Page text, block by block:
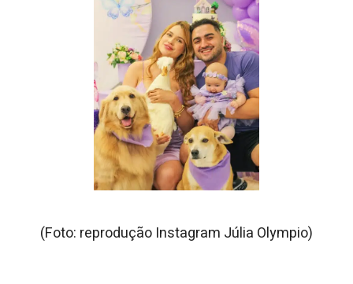
(Foto: reprodução Instagram Júlia Olympio)